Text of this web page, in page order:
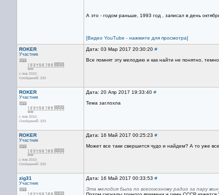
А это - годом раньше, 1993 год , записал в день
[Видео YouTube - нажмите для просмотра]
ROKER
Участник
с янв 2010
Сообщений: 333
Дата: 03 Мар 2017 20:30:20 #
Все помнят эту мелодию и как найти не понятно,
ROKER
Участник
с янв 2010
Сообщений: 333
Дата: 20 Апр 2017 19:33:40 #
Тема заглохла
ROKER
Участник
с янв 2010
Сообщений: 333
Дата: 16 Май 2017 00:25:23 #
Может все таки свершится чудо и найдем? А то уже
zig31
Участник
Дата: 16 Май 2017 00:33:53 #
Эта мелодия была по всесоюзному радио за пару